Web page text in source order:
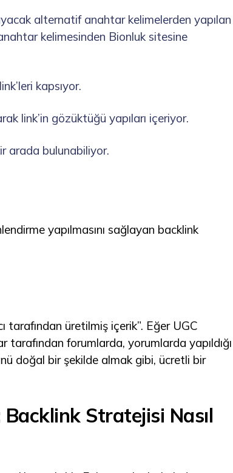
alternatif anahtar kelimelerden yapılan
kelimesinden Bionluk sitesine
kapsıyor.
link’in gözüktüğü yapıları içeriyor.
arada bulunabiliyor.
yapılmasını sağlayan backlink
tarafından üretilmiş içerik”. Eğer UGC
tarafından forumlarda, yorumlarda yapıldığı
doğal bir şekilde almak gibi, ücretli bir
Stratejisi Nasıl